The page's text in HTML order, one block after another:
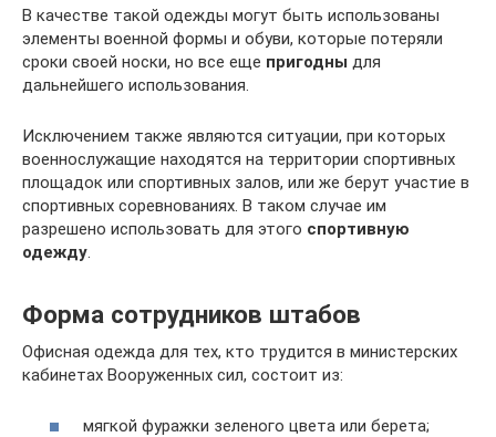
В качестве такой одежды могут быть использованы
элементы военной формы и обуви, которые потеряли
сроки своей носки, но все еще пригодны для
дальнейшего использования.
Исключением также являются ситуации, при которых
военнослужащие находятся на территории спортивных
площадок или спортивных залов, или же берут участие в
спортивных соревнованиях. В таком случае им
разрешено использовать для этого спортивную
одежду
Форма сотрудников штабов
Офисная одежда для тех, кто трудится в министерских
кабинетах Вооруженных сил, состоит из:
мягкой фуражки зеленого цвета или берета;